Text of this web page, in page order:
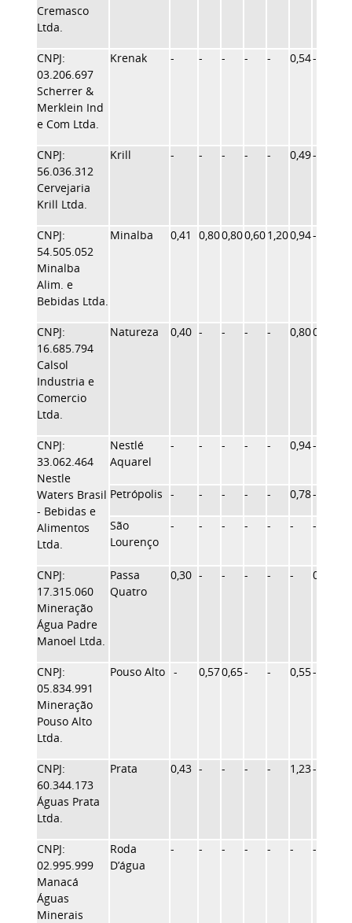
Cremasco
Ltda.
CNPJ:
03.206.697
Scherrer &
Merklein Ind
e Com Ltda.
Krenak - - - - - 0,54-
CNPJ:
56.036.312
Cervejaria
Krill Ltda.
Krill - - - - - 0,49-
CNPJ:
54.505.052
Minalba
Alim. e
Bebidas Ltda.
Minalba 0,41 0,800,800,601,200,94-
CNPJ:
16.685.794
Calsol
Industria e
Comercio
Ltda.
Natureza 0,40 - - - - 0,800,72
CNPJ:
33.062.464
Nestle
Waters Brasil
- Bebidas e
Alimentos
Ltda.
Nestlé
Aquarel
- - - - - 0,94-
Petrópolis - - - - - 0,78-
São
Lourenço
- - - - - - -
CNPJ:
17.315.060
Mineração
Água Padre
Manoel Ltda.
Passa
Quatro
0,30 - - - - - 0,60
CNPJ:
05.834.991
Mineração
Pouso Alto
Ltda.
Pouso Alto - 0,570,65- - 0,55-
CNPJ:
60.344.173
Águas Prata
Ltda.
Prata 0,43 - - - - 1,23-
CNPJ:
02.995.999
Manacá
Águas
Minerais
Roda
D’água
- - - - - - -